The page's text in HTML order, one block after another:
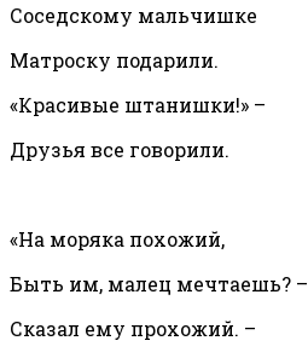
Соседскому мальчишке
Матроску подарили.
«Красивые штанишки!» –
Друзья все говорили.
«На моряка похожий,
Быть им, малец мечтаешь? –
Сказал ему прохожий. –